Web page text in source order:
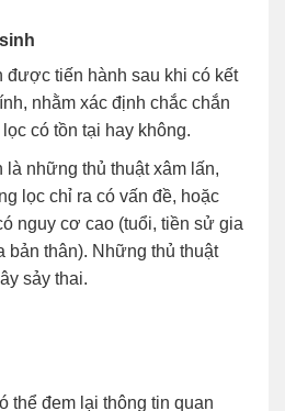
tiến hành sau khi có kết
nhằm xác định chắc chắn
có tồn tại hay không.
những thủ thuật xâm lấn,
lọc chỉ ra có vấn đề, hoặc
nguy cơ cao (tuổi, tiền sử gia
bản thân). Những thủ thuật
sảy thai.
thể đem lại thông tin quan